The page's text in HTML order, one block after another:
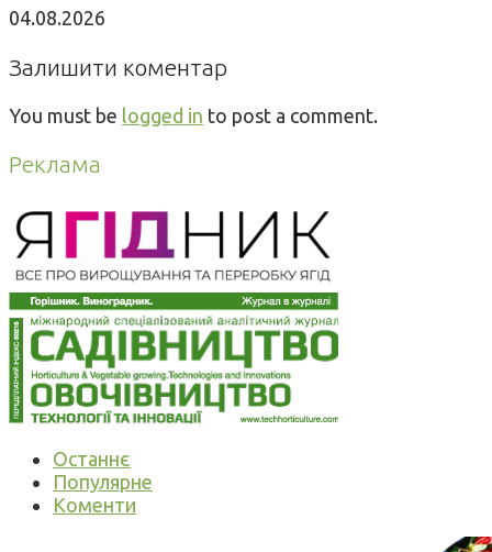
04.08.2026
Залишити коментар
You must be logged in to post a comment.
Реклама
Останнє
Популярне
Коменти